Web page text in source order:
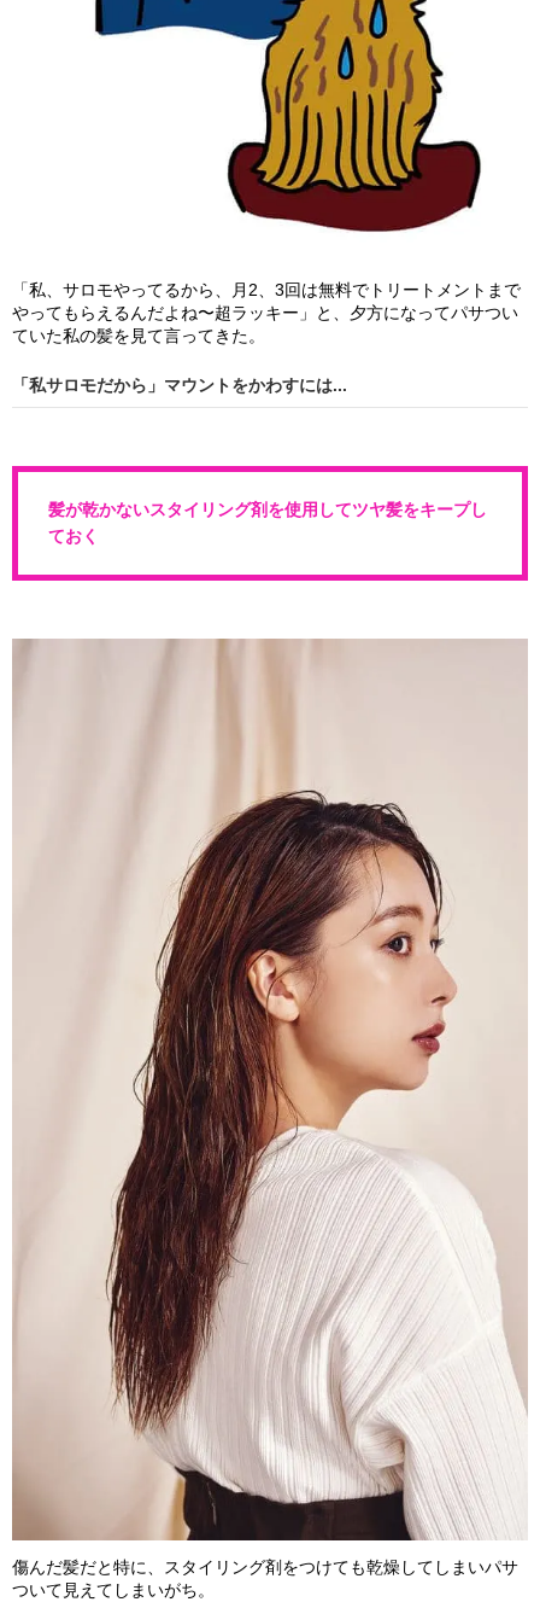
「私、サロモやってるから、月2、3回は無料でトリートメントまで
やってもらえるんだよね〜超ラッキー」と、夕方になってパサつい
ていた私の髪を見て言ってきた。
「私サロモだから」マウントをかわすには...
髪が乾かないスタイリング剤を使用してツヤ髪をキープし
ておく
傷んだ髪だと特に、スタイリング剤をつけても乾燥してしまいパサ
ついて見えてしまいがち。